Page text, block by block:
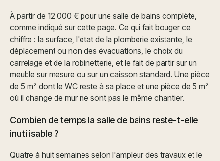
À partir de 12 000 € pour une salle de bains complète,
comme indiqué sur cette page. Ce qui fait bouger ce
chiffre : la surface, l'état de la plomberie existante, le
déplacement ou non des évacuations, le choix du
carrelage et de la robinetterie, et le fait de partir sur un
meuble sur mesure ou sur un caisson standard. Une pièce
de 5 m² dont le WC reste à sa place et une pièce de 5 m²
où il change de mur ne sont pas le même chantier.
Combien de temps la salle de bains reste-t-elle
inutilisable ?
Quatre à huit semaines selon l'ampleur des travaux et le